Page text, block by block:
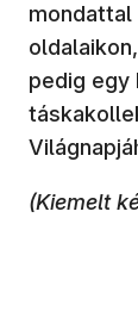
pedig egy
(Kiemelt